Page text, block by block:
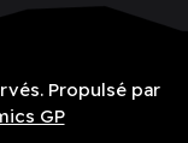
Propulsé par
GP